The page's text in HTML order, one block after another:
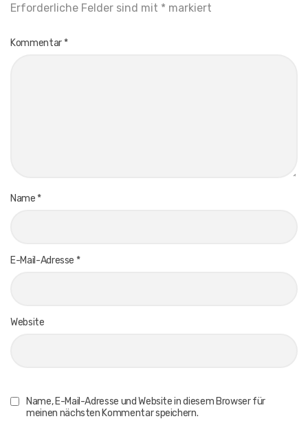
Erforderliche Felder sind mit * markiert
Kommentar *
Name *
E-Mail-Adresse *
Website
Name, E-Mail-Adresse und Website in diesem Browser für
meinen nächsten Kommentar speichern.